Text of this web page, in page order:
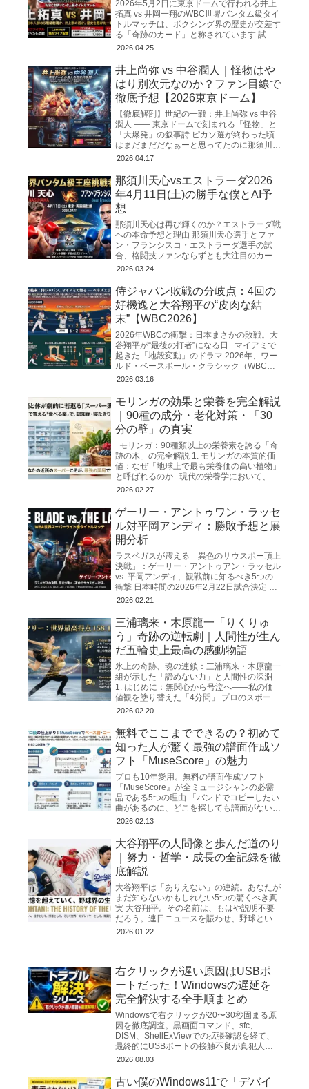
2026年5月2日に東京ドームで行われる井上
拓真 vs 井岡一翔のWBC世界バンタム級タイ
トルマッチは、ボクシング界の歴史が交差す
る「奇跡のカード」と称されています 試合
日程と会場 この歴史的な一戦は、2026年5
2026.04.25
井上尚弥 vs 中谷潤人｜怪物はや
はり別次元なのか？ファン目線で
徹底予想【2026東京ドーム】
【徹底解剖】世紀の一戦：井上尚弥 vs 中谷
潤人 ―― 東京ドームで刻まれる「怪物」と
「大爆発」の叙事詩 ピカソ選が終わった頃
はまだまだだなぁーと思ってたのに那須川天
心の試合も終わり、マジもうすぐゴングだと
2026.04.17
那須川天心vsエストラーダ2026
年4月11日(土)の勝手な僕とAI予
想
那須川天心は再び輝くのか？エストラーダ戦
への本命予想と理由 那須川天心選手とファ
ン・フランシスコ・エストラーダ選手の試
合、格闘技ファンならずとも大注目のカード
ですね！ 絶対に勝って欲しい。。。 WBC世
2026.03.24
侍ジャパン敗戦の分岐点：4回の
好機逸と大谷翔平の“皮肉な結
末”【WBC2026】
2026年WBCの衝撃：日本まさかの敗戦。大
谷翔平が“最後の打者”になる日 マイアミで
起きた「地殻変動」のドラマ 2026年、ワー
ルド・ベースボール・クラシック（WBC）
の舞台となったマイアミのローンデポ・
2026.03.16
モリンガの効果と栄養を完全解説
｜90種の成分・老化対策・「30
分の壁」の真実
モリンガ：90種類以上の栄養素を誇る「奇
跡の木」の完全解説 1. モリンガの本質的価
値：なぜ「地球上で最も栄養価の高い植物」
と呼ばれるのか 現代の栄養学において、私
たちは「飽食の中の栄養失調」
2026.02.27
ゲーリー・アントゥワン・ラッセ
ル対平岡アンディ：勝敗予想と展
開分析
ラスベガスが震える「異色のサウスポー頂上
決戦」：ゲーリー・アントゥアン・ラッセル
vs. 平岡アンディ、観戦前に知るべき5つの
衝撃 日本時間の2026年2月22日試合決定 ゲ
ーリー・アントゥアン・ラッセルVS平岡ア
2026.02.21
三浦璃来・木原龍一「りくりゅ
う」奇跡の逆転劇｜人間性が生ん
だ五輪史上最高の感動物語
氷上の奇跡、魂の連鎖：三浦璃来・木原龍一
組が示した「諦めない力」と人間性の深淵
1. はじめに：無関心から号泣へ――私の価
値観を塗り替えた「4分間」 プロのスポー
ツ・ノンフィクション作家として、私はこれ
2026.02.20
無料でここまでできるの？初めて
知った人が驚く最強の譜面作成ソ
フト「MuseScore」の魅力
プロも10年愛用。無料の譜面作成ソフト
『MuseScore』が全ミュージシャンの必需
品である5つの理由 「バンドでコピーしたい
曲があるのに、どこを探しても譜面がない」
「ネットで見つけたコード譜が簡素すぎて、
2026.02.13
大谷翔平の人間像と歩んだ道のり
｜努力・哲学・成長の全記録を徹
底解説
大谷翔平は「ありえない」の連続。あなたが
まだ知らないかもしれない5つの驚くべき真
実 大谷翔平。その名前は、もはや説明不要
だろう。連日ニュースを賑わせ、野球という
スポーツの枠を超えて世界中を熱狂させるス
2026.01.22
右クリックが遅い原因はUSBポ
ートだった！Windowsの遅延を
完全解決する全手順まとめ
Windowsで右クリックが20〜30秒固まる原
因を徹底調査。黒画面コマンド、sfc、
DISM、ShellExViewでの拡張確認を経て、
最終的にUSBポートの接触不良が真犯人と
判明。完全解決までの全手順を詳しく解説。
2026.08.03
古い僕のWindows11で「デバイ